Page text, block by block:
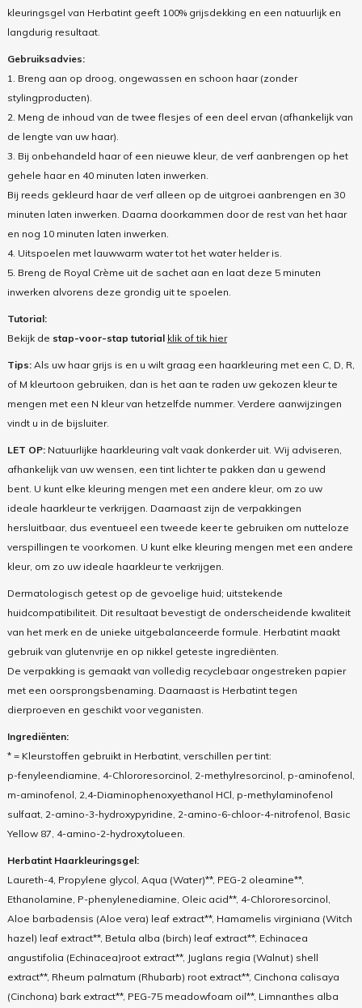
kleuringsgel van Herbatint geeft 100% grijsdekking en een natuurlijk en
langdurig resultaat.
Gebruiksadvies:
1. Breng aan op droog, ongewassen en schoon haar (zonder
stylingproducten).
2. Meng de inhoud van de twee flesjes of een deel ervan (afhankelijk van
de lengte van uw haar).
3. Bij onbehandeld haar of een nieuwe kleur, de verf aanbrengen op het
gehele haar en 40 minuten laten inwerken.
Bij reeds gekleurd haar de verf alleen op de uitgroei aanbrengen en 30
minuten laten inwerken. Daarna doorkammen door de rest van het haar
en nog 10 minuten laten inwerken.
4. Uitspoelen met lauwwarm water tot het water helder is.
5. Breng de Royal Crème uit de sachet aan en laat deze 5 minuten
inwerken alvorens deze grondig uit te spoelen.
Tutorial:
Bekijk de stap-voor-stap tutorial klik of tik hier
Tips: Als uw haar grijs is en u wilt graag een haarkleuring met een C, D, R,
of M kleurtoon gebruiken, dan is het aan te raden uw gekozen kleur te
mengen met een N kleur van hetzelfde nummer. Verdere aanwijzingen
vindt u in de bijsluiter.
LET OP:Natuurlijke haarkleuring valt vaak donkerder uit. Wij adviseren,
afhankelijk van uw wensen, een tint lichter te pakken dan u gewend
bent. U kunt elke kleuring mengen met een andere kleur, om zo uw
ideale haarkleur te verkrijgen. Daarnaast zijn de verpakkingen
hersluitbaar, dus eventueel een tweede keer te gebruiken om nutteloze
verspillingen te voorkomen. U kunt elke kleuring mengen met een andere
kleur, om zo uw ideale haarkleur te verkrijgen.
Dermatologisch getest op de gevoelige huid; uitstekende
huidcompatibiliteit. Dit resultaat bevestigt de onderscheidende kwaliteit
van het merk en de unieke uitgebalanceerde formule. Herbatint maakt
gebruik van glutenvrije en op nikkel geteste ingrediënten.
De verpakking is gemaakt van volledig recyclebaar ongestreken papier
met een oorsprongsbenaming. Daarnaast is Herbatint tegen
dierproeven en geschikt voor veganisten.
Ingrediënten:
* = Kleurstoffen gebruikt in Herbatint, verschillen per tint:
p-fenyleendiamine, 4-Chlororesorcinol, 2-methylresorcinol, p-aminofenol,
m-aminofenol, 2,4-Diaminophenoxyethanol HCl, p-methylaminofenol
sulfaat, 2-amino-3-hydroxypyridine, 2-amino-6-chloor-4-nitrofenol, Basic
Yellow 87, 4-amino-2-hydroxytolueen.
Herbatint Haarkleuringsgel:
Laureth-4, Propylene glycol, Aqua (Water)**, PEG-2 oleamine**,
Ethanolamine, P-phenylenediamine, Oleic acid**, 4-Chlororesorcinol,
Aloe barbadensis (Aloe vera) leaf extract**, Hamamelis virginiana (Witch
hazel) leaf extract**, Betula alba (birch) leaf extract**, Echinacea
angustifolia (Echinacea)root extract**, Juglans regia (Walnut) shell
extract**, Rheum palmatum (Rhubarb) root extract**, Cinchona calisaya
(Cinchona) bark extract**, PEG-75 meadowfoam oil**, Limnanthes alba